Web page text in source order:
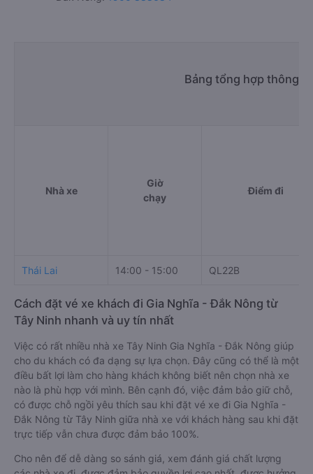
Bảng tổng hợp thông
Nhà xe
Giờ
chạy
Điểm đi
Thái Lai 14:00 - 15:00 QL22B
Cách đặt vé xe khách đi Gia Nghĩa - Đắk Nông từ
Tây Ninh nhanh và uy tín nhất
Việc có rất nhiều nhà xe Tây Ninh Gia Nghĩa - Đắk Nông giúp
cho du khách có đa dạng sự lựa chọn. Đây cũng có thể là một
điều bất lợi làm cho hàng khách không biết nên chọn nhà xe
nào là phù hợp với mình. Bên cạnh đó, việc đảm bảo giữ chỗ,
có được chỗ ngồi yêu thích sau khi đặt vé xe đi Gia Nghĩa -
Đắk Nông từ Tây Ninh giữa nhà xe với khách hàng sau khi đặt
trực tiếp vẫn chưa được đảm bảo 100%.
Cho nên để dễ dàng so sánh giá, xem đánh giá chất lượng